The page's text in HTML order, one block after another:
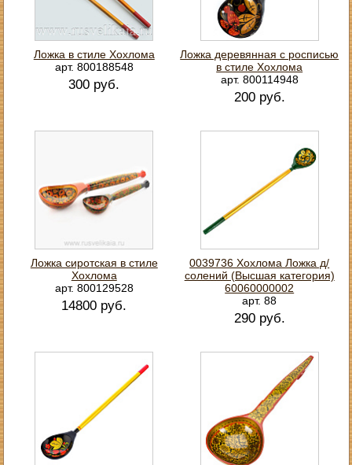
Ложка в стиле Хохлома
арт. 800188548
300 руб.
Ложка деревянная с росписью
в стиле Хохлома
арт. 800114948
200 руб.
Ложка сиротская в стиле
Хохлома
арт. 800129528
14800 руб.
0039736 Хохлома Ложка д/
солений (Высшая категория)
60060000002
арт. 88
290 руб.